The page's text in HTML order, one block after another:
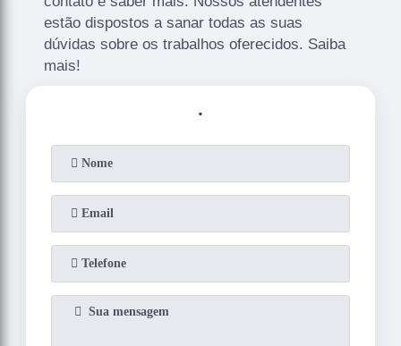
estão dispostos a sanar todas as suas
dúvidas sobre os trabalhos oferecidos. Saiba
mais!
.